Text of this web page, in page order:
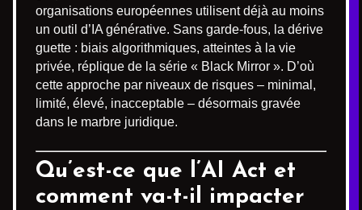
organisations européennes utilisent déjà au moins
un outil d’IA générative. Sans garde-fous, la dérive
guette : biais algorithmiques, atteintes à la vie
privée, réplique de la série « Black Mirror ». D’où
cette approche par niveaux de risques – minimal,
limité, élevé, inacceptable – désormais gravée
dans le marbre juridique.
Qu’est-ce que l’AI Act et
comment va-t-il impacter